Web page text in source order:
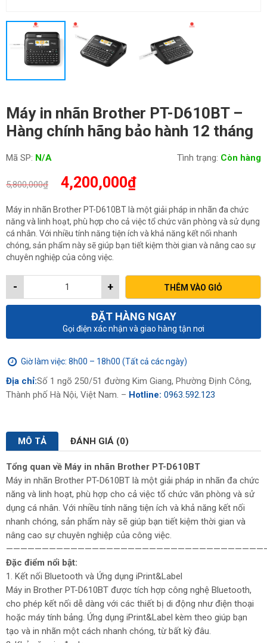
Máy in nhãn Brother PT-D610BT –
Hàng chính hãng bảo hành 12 tháng
Mã SP: N/A Tình trạng: Còn hàng
5,800,000₫ Giá
gốc
là:
5,800,000₫.
4,200,000₫Giá
tại
là:
4,200,000₫.
Máy in nhãn Brother PT-D610BT là một giải pháp in nhãn đa chức
năng và linh hoạt, phù hợp cho cả việc tổ chức văn phòng và sử dụng
cá nhân. Với nhiều tính năng tiện ích và khả năng kết nối nhanh
chóng, sản phẩm này sẽ giúp bạn tiết kiệm thời gian và nâng cao sự
chuyên nghiệp của công việc.
+
- THÊM VÀO GIỎ
ĐẶT HÀNG NGAY
Gọi điện xác nhận và giao hàng tận nơi
Giờ làm việc: 8h00 – 18h00 (Tất cả các ngày)
Địa chỉ:Số 1 ngõ 250/51 đường Kim Giang, Phường Định Công,
Thành phố Hà Nội, Việt Nam. – Hotline: 0963.592.123
MÔ TẢ ĐÁNH GIÁ (0)
Tổng quan về Máy in nhãn Brother PT-D610BT
Máy in nhãn Brother PT-D610BT là một giải pháp in nhãn đa chức
năng và linh hoạt, phù hợp cho cả việc tổ chức văn phòng và sử
dụng cá nhân. Với nhiều tính năng tiện ích và khả năng kết nối
nhanh chóng, sản phẩm này sẽ giúp bạn tiết kiệm thời gian và
nâng cao sự chuyên nghiệp của công việc.
Đặc điểm nổi bật:
1. Kết nối Bluetooth và Ứng dụng iPrint&Label
Máy in Brother PT-D610BT được tích hợp công nghệ Bluetooth,
cho phép kết nối dễ dàng với các thiết bị di động như điện thoại
hoặc máy tính bảng. Ứng dụng iPrint&Label kèm theo giúp bạn
tạo và in nhãn một cách nhanh chóng, từ bất kỳ đâu.